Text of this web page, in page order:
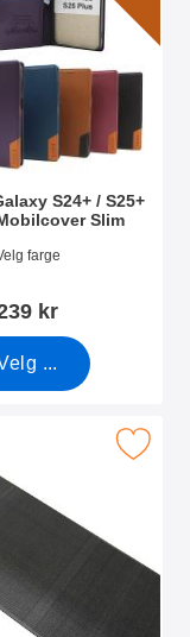
S24+ / S25+
Slim
55264
farge
kr
...
favoritt
Galaxy S24